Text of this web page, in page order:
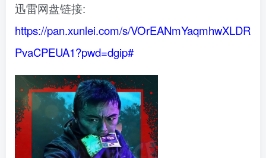
迅雷网盘链接:
https://pan.xunlei.com/s/VOrEANmYaqmhwXLDR
PvaCPEUA1?pwd=dgip#